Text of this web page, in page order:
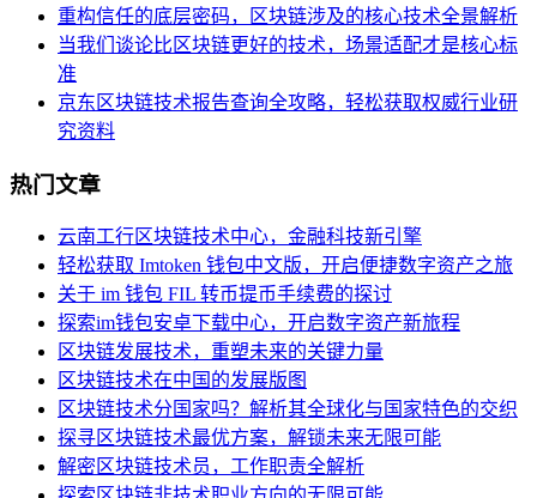
重构信任的底层密码，区块链涉及的核心技术全景解析
当我们谈论比区块链更好的技术，场景适配才是核心标
准
京东区块链技术报告查询全攻略，轻松获取权威行业研
究资料
热门文章
云南工行区块链技术中心，金融科技新引擎
轻松获取 Imtoken 钱包中文版，开启便捷数字资产之旅
关于 im 钱包 FIL 转币提币手续费的探讨
探索im钱包安卓下载中心，开启数字资产新旅程
区块链发展技术，重塑未来的关键力量
区块链技术在中国的发展版图
区块链技术分国家吗？解析其全球化与国家特色的交织
探寻区块链技术最优方案，解锁未来无限可能
解密区块链技术员，工作职责全解析